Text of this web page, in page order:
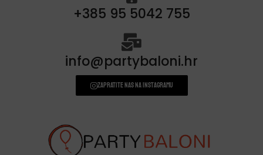
+385 95 5042 755
info@partybaloni.hr
Zapratite nas na instagramu